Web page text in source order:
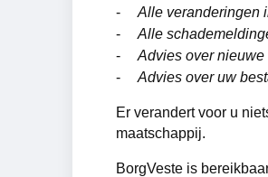
Alle veranderingen
Alle
Advies over
Advies over uw
Er verandert voor u
maatschappij.
BorgVeste is